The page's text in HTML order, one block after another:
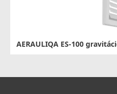
AERAULIQA ES-100